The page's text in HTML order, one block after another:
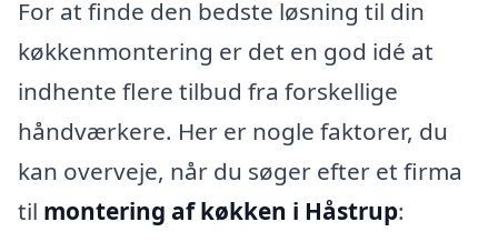
For at finde den bedste løsning til din
køkkenmontering er det en god idé at
indhente flere tilbud fra forskellige
håndværkere. Her er nogle faktorer, du
kan overveje, når du søger efter et firma
til montering af køkken i Håstrup: